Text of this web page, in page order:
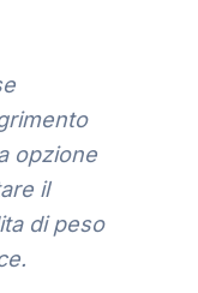
opzione
il
di peso